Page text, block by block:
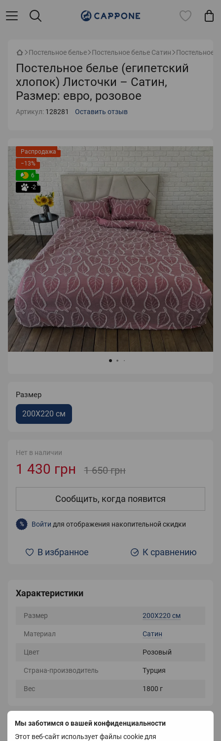
Мы заботимся о вашей конфиденциальности
Этот веб-сайт использует файлы cookie для
Постельное белье Постельное белье Сатин Постельное
Постельное белье (египетский
хлопок) Листочки – Сатин,
Размер: евро, розовое
Артикул: 128281 Оставить отзыв
Распродажа
−13%
6
-2
Размер
200Х220 см
Нет в наличии
1 430 грн 1 650 грн
Сообщить, когда появится
% Войти для отображения накопительной скидки
В избранное К сравнению
Характеристики
Размер 200Х220 см
Материал Сатин
Цвет Розовый
Страна-производитель Турция
Вес 1800 г
Описание